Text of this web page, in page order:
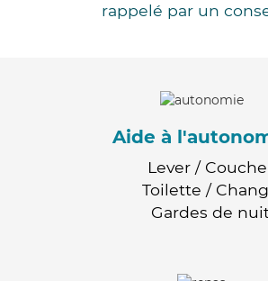
rappelé par un
Aide à
Lever /
Toilette /
Gardes de